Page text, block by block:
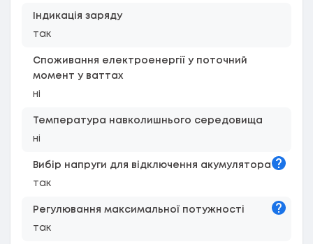
Індикація заряду
так
Споживання електроенергії у поточний
момент у ваттах
ні
Температура навколишнього середовища
ні
Вибір напруги для відключення акумулятора
так
Регулювання максимальної потужності
так